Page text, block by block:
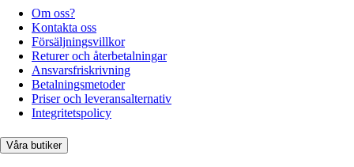
Om oss?
Kontakta oss
Försäljningsvillkor
Returer och återbetalningar
Ansvarsfriskrivning
Betalningsmetoder
Priser och leveransalternativ
Integritetspolicy
Våra butiker